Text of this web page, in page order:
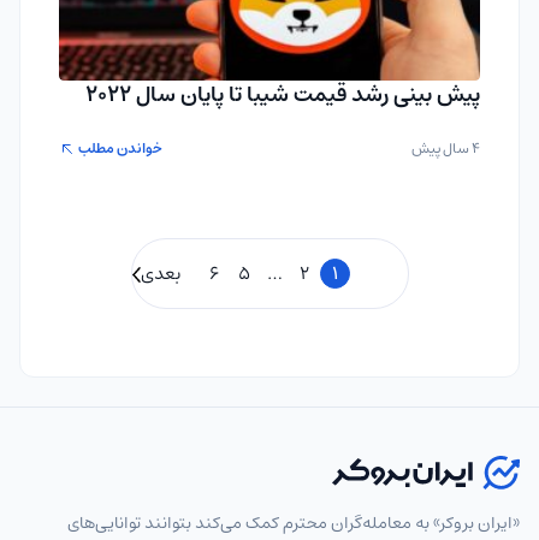
پیش بینی رشد قیمت شیبا تا پایان سال 2022
4 سال پیش خواندن مطلب
1
2
…
5
6 بعدی
«ایران بروکر» به معامله‌گران محترم کمک می‌کند بتوانند توانایی‌های